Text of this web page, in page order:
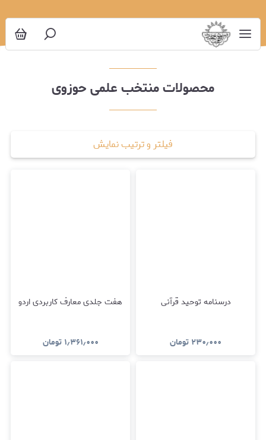
محصولات منتخب علمی حوزوی
فیلتر و ترتیب نمایش
درسنامه توحید قرآنی
۲۳۰٫۰۰۰ تومان
هفت جلدی معارف کاربردی اردو
۱٫۳۶۱٫۰۰۰ تومان